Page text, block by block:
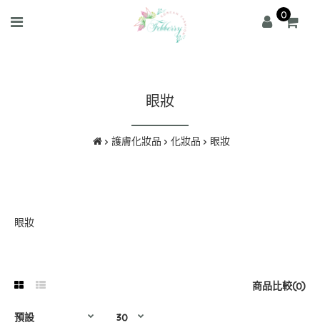
0
眼妝
護膚化妝品 化妝品 眼妝
眼妝
商品比較(0)